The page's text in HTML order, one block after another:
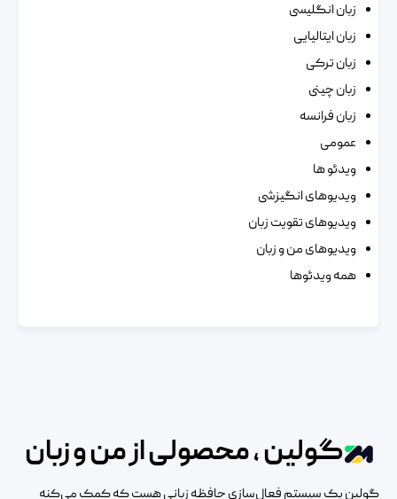
زبان انگلیسی
زبان ایتالیایی
زبان ترکی
زبان چینی
زبان فرانسه
عمومی
ویدئو ها
ویدیوهای انگیزشی
ویدیوهای تقویت زبان
ویدیوهای من و زبان
همه ویدئوها
گولین ، محصولی از من و زبان
گولین یک سیستم فعال‌سازی حافظه زبانی هست که کمک می‌کنه